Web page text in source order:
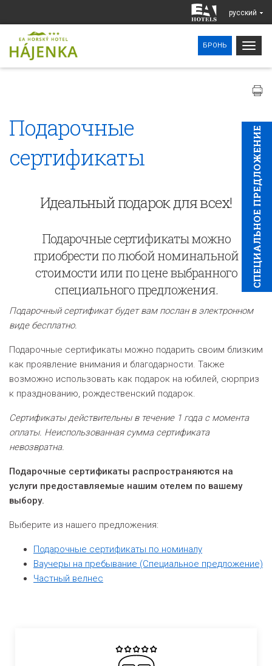
pусский
БРОНЬ
CПЕЦИAЛЬНОЕ ПРЕДЛОЖЕНИЕ
Подарочные
сертификаты
Идеальный подарок для всех!
Подарочные сертификаты можно
приобрести по любой номинальной
стоимости или по цене выбранного
специального предложения.
Подарочный сертификат будет вам послан в электронном
виде бесплатно.
Подарочные сертификаты можно подарить своим близким
как проявление внимания и благодарности. Также
возможно использовать как подарок на юбилей, сюрприз
к празднованию, рождественский подарок.
Сертификаты действительны в течение 1 года с момента
оплаты. Неиспользованная сумма сертификата
невозвратна.
Подарочные сертификаты распространяются на
услуги предоставляемые нашим отелем по вашему
выбору.
Выберите из нашего предложения:
Подарочные сертификаты по номиналу
Ваучеры на пребывание (Cпециaльное предложение)
Частный велнес